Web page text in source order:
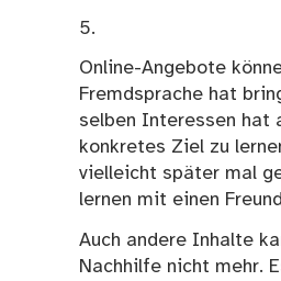
5.
Online-Angebote
Fremdsprache hat
selben Interessen hat
konkretes Ziel zu
vielleicht später mal
lernen mit einen
Auch andere Inhalte
Nachhilfe nicht mehr.